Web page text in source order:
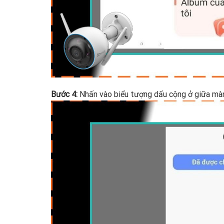
Bước 4: Nhấn vào biểu tượng dấu cộng ở giữa